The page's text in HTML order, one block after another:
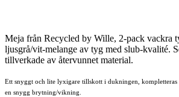
Meja från Recycled by Wille, 2-pack vackra
ljusgrå/vit-melange av tyg med slub-kvalité.
tillverkade av återvunnet material.
Ett snyggt och lite lyxigare tillskott i dukningen, kompletteras
en snygg brytning/vikning.